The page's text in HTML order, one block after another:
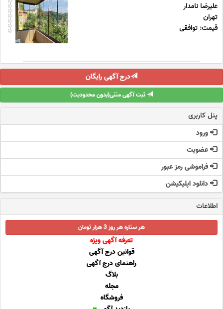
علیرضا نامدار
تهران
قیمت: توافقی
درج آگهی رایگان
ثبت آگهی متنی(بدون محدودیت)
پنل کاربری
ورود
عضویت
فراموشی رمز عبور
دانلود اپلیکیشن
اطلاعات
هر ستاره هر روز 3 هزار تومان
تعرفه آگهی ویژه
قوانین درج آگهی
راهنمای درج آگهی
بلاگ
مجله
فروشگاه